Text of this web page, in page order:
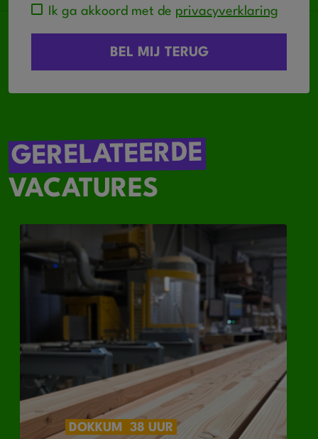
Ik ga akkoord met de privacyverklaring
GERELATEERDE
VACATURES
DOKKUM
38 UUR